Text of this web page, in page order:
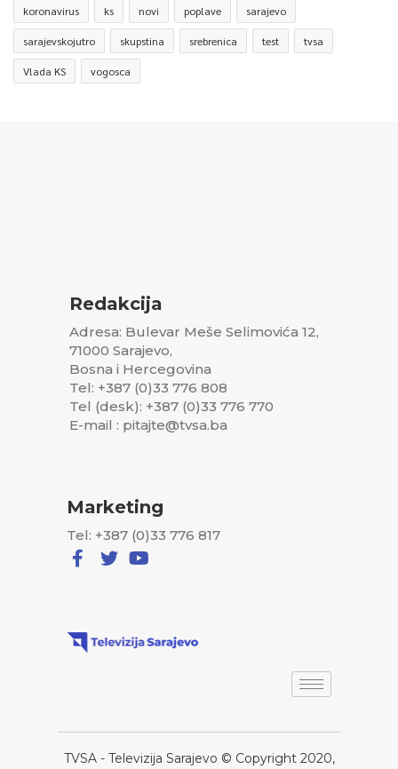
koronavirus ks novi poplave sarajevo
sarajevskojutro skupstina srebrenica test tvsa
Vlada KS vogosca
Redakcija
Adresa: Bulevar Meše Selimovića 12,
71000 Sarajevo,
Bosna i Hercegovina
Tel: +387 (0)33 776 808
Tel (desk): +387 (0)33 776 770
E-mail : pitajte@tvsa.ba
Marketing
Tel: +387 (0)33 776 817
TVSA - Televizija Sarajevo © Copyright 2020,